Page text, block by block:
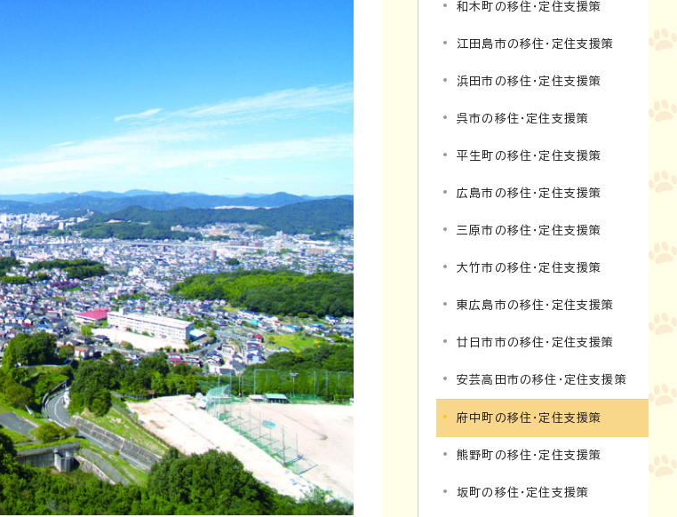
和木町の移住・定住支援策
江田島市の移住・定住支援策
浜田市の移住・定住支援策
呉市の移住・定住支援策
平生町の移住・定住支援策
広島市の移住・定住支援策
三原市の移住・定住支援策
大竹市の移住・定住支援策
東広島市の移住・定住支援策
廿日市市の移住・定住支援策
安芸高田市の移住・定住支援策
府中町の移住・定住支援策
熊野町の移住・定住支援策
坂町の移住・定住支援策